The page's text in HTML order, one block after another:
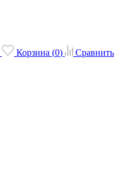
Корзина (0)
Сравнить